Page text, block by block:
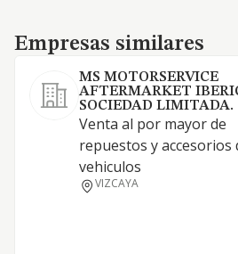
Empresas similares
Empresas similares
MS MOTORSERVICE
AFTERMARKET
SOCIEDAD LIMITADA.
Venta al por mayor de
repuestos y accesorios
vehiculos
VIZCAYA